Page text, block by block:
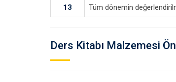
13 Tüm dönemin
Ders Kitabı Malzemesi